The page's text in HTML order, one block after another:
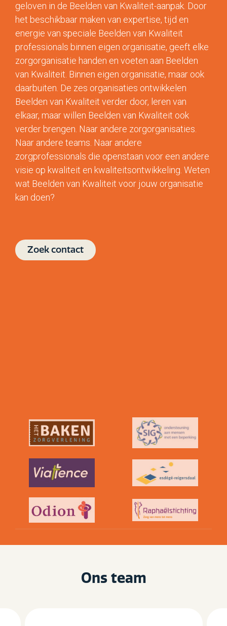
geloven in de Beelden van Kwaliteit-aanpak. Door
het beschikbaar maken van expertise, tijd en
energie van speciale Beelden van Kwaliteit
professionals binnen eigen organisatie, geeft elke
zorgorganisatie handen en voeten aan Beelden
van Kwaliteit. Binnen eigen organisatie, maar ook
daarbuiten. De zes organisaties ontwikkelen
Beelden van Kwaliteit verder door, leren van
elkaar, maar willen Beelden van Kwaliteit ook
verder brengen. Naar andere zorgorganisaties.
Naar andere teams. Naar andere
zorgprofessionals die openstaan voor een andere
visie op kwaliteit en kwaliteitsontwikkeling. Weten
wat Beelden van Kwaliteit voor jouw organisatie
kan doen?
Zoek contact
Ons team